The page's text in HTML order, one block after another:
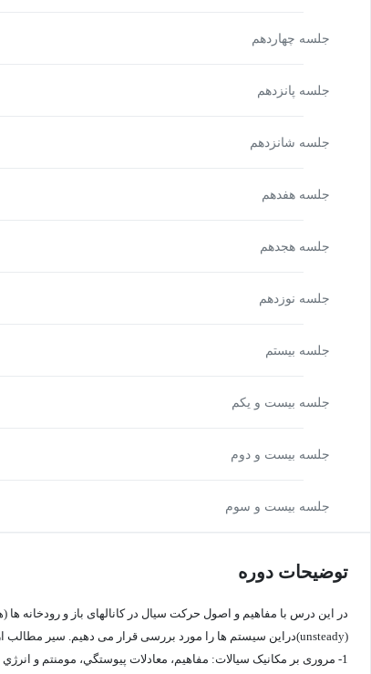
جلسه چهاردهم
جلسه پانزدهم
جلسه شانزدهم
جلسه هفدهم
جلسه هجدهم
جلسه نوزدهم
جلسه بیستم
جلسه بیست و یکم
جلسه بیست و دوم
جلسه بیست و سوم
توضیحات دوره
(unsteady)دراین سیستم ها را مورد بررسی قرار می دهیم. سیر مطالب ارائه شده به شرح زیر است:
1- مروری بر مکانیک سیالات: مفاهيم، معادلات پيوستگي، مومنتم و انرژي